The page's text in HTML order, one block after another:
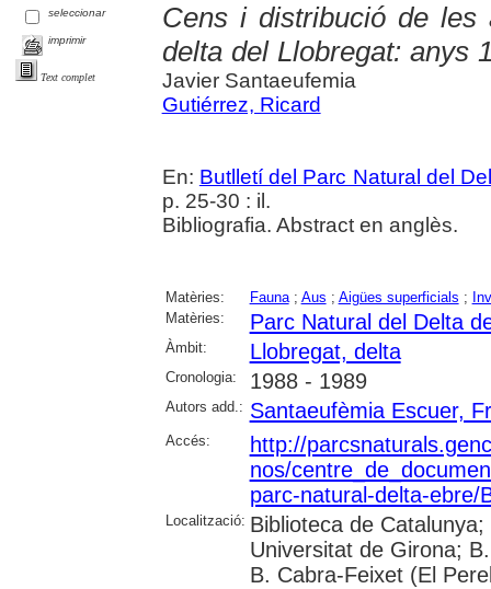
seleccionar
imprimir
Text complet
Cens i distribució de les
delta del Llobregat: anys
Javier Santaeufemia
Gutiérrez, Ricard
En: Butlletí del Parc Natural del
p. 25-30 : il.
Bibliografia. Abstract en anglès.
Matèries: Fauna; Aus ; Aigües superficials ;
Matèries:
Parc Natural del Delta
Àmbit: Llobregat, delta
Cronologia: 1988 - 1989
Autors add.: Santaeufèmia Escuer,
Accés:
http://
nos/
parc-natural-delta-ebre/
Localització: Biblioteca de
Universitat de Girona;
B. Cabra-Feixet (El